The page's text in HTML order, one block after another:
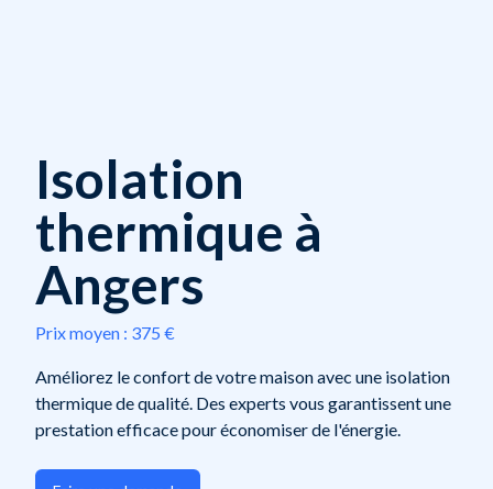
Isolation
thermique à
Angers
Prix moyen : 375 €
Améliorez le confort de votre maison avec une isolation
thermique de qualité. Des experts vous garantissent une
prestation efficace pour économiser de l'énergie.